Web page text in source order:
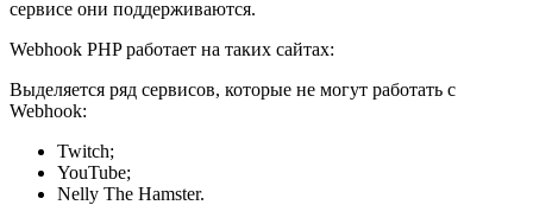
сервисе они поддерживаются.
Webhook PHP работает на таких сайтах:
Выделяется ряд сервисов, которые не могут работать с
Webhook:
Twitch;
YouTube;
Nelly The Hamster.